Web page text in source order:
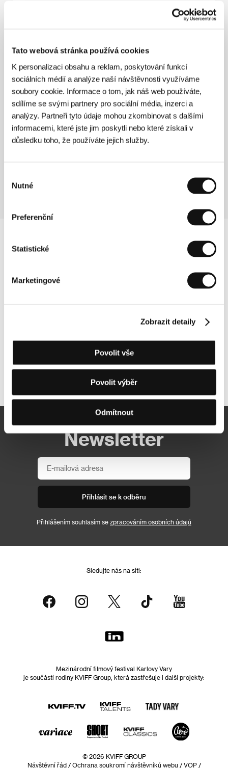
Tato webová stránka používá cookies
K personalizaci obsahu a reklam, poskytování funkcí
sociálních médií a analýze naší návštěvnosti využíváme
soubory cookie. Informace o tom, jak náš web používáte,
sdílíme se svými partnery pro sociální média, inzerci a
analýzy. Partneři tyto údaje mohou zkombinovat s dalšími
informacemi, které jste jim poskytli nebo které získali v
důsledku toho, že používáte jejich služby.
souhlasu
Nutné
Preferenční
Statistické
Marketingové
Zobrazit detaily
Povolit vše
Povolit výběr
Odmítnout
Režie: Brian Trenchard-Smith / Austrálie, 1975, 126 min
(Patrick)
Režie: Richard Franklin / Austrálie, 1978, 125 min
Prodloužený víkend
(Long Weekend)
Režie: Colin Eggleston / Austrálie, 1978, 95 min
Silniční hry
Další partneři
Newsletter
Přihlásit se k odběru
Přihlášením souhlasím se zpracováním osobních údajů
Sledujte nás na síti:
Mezinárodní filmový festival Karlovy Vary
je součástí rodiny KVIFF Group, která zastřešuje i další projekty:
© 2026 KVIFF GROUP
Návštěvní řád/ Ochrana soukromí návštěvníků webu / VOP/